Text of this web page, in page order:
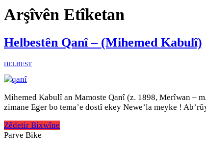
Arşîvên Etîketan
Helbestên Qanî – (Mihemed Kabulî)
HELBEST
Mihemed Kabulî an Mamoste Qanî (z. 1898, Merîwan –
zimane Eger bo tema’e dostî ekey Newe’la meyke !
Zêdetir Bixwîne
Parve Bike